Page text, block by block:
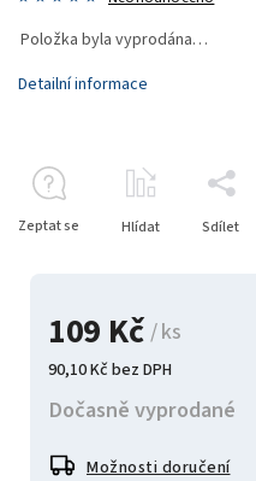
109 Kč / ks
90,10 Kč bez DPH
Dočasně vyprodané
Možnosti doručení
Položka byla vyprodána…
Detailní informace
Zeptat se Hlídat Sdílet